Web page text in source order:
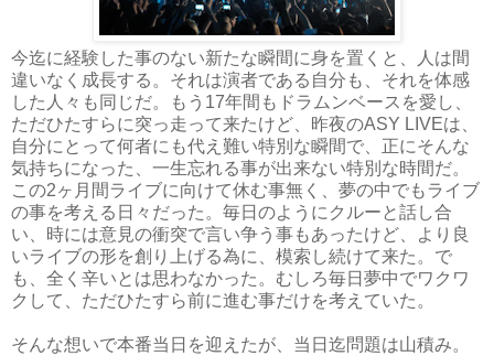
今迄に経験した事のない新たな瞬間に身を置くと、人は間
違いなく成長する。それは演者である自分も、それを体感
した人々も同じだ。もう17年間もドラムンベースを愛し、
ただひたすらに突っ走って来たけど、昨夜のASY LIVEは、
自分にとって何者にも代え難い特別な瞬間で、正にそんな
気持ちになった、一生忘れる事が出来ない特別な時間だ。
この2ヶ月間ライブに向けて休む事無く、夢の中でもライブ
の事を考える日々だった。毎日のようにクルーと話し合
い、時には意見の衝突で言い争う事もあったけど、より良
いライブの形を創り上げる為に、模索し続けて来た。で
も、全く辛いとは思わなかった。むしろ毎日夢中でワクワ
クして、ただひたすら前に進む事だけを考えていた。
そんな想いで本番当日を迎えたが、当日迄問題は山積み。